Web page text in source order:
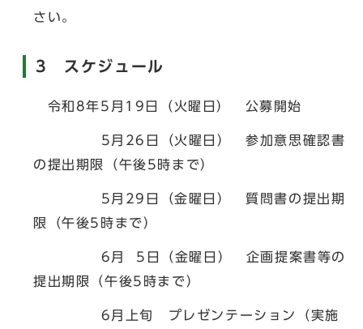
さい。
3 スケジュール
令和8年5月19日（火曜日） 公募開始
5月26日（火曜日） 参加意思確認書
の提出期限（午後5時まで）
5月29日（金曜日） 質問書の提出期
限（午後5時まで）
6月 5日（金曜日） 企画提案書等の
提出期限（午後5時まで）
6月上旬 プレゼンテーション（実施